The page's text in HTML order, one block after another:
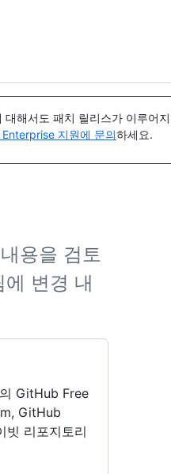
대해서도 패치 릴리스가 이루어
지원에 문의하세요.
용을 검토
변경 내
GitHub Free
GitHub
리포지토리